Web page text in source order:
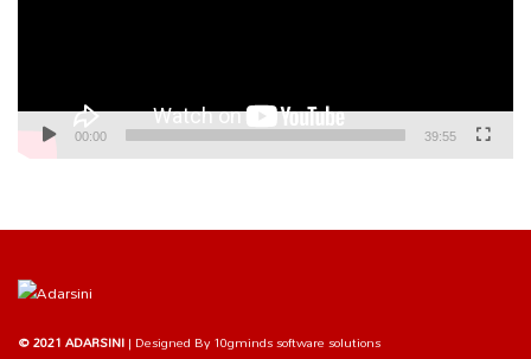
00:00 39:55
© 2021 ADARSINI| Designed By10gminds software solutions